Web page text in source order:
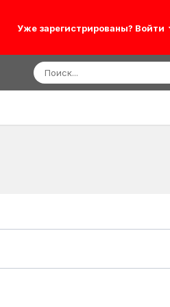
Уже зарегистрированы? Войти